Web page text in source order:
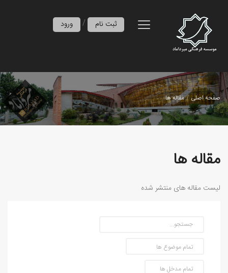
ورود / ثبت نام
صفحه اصلی مقاله ها
مقاله ها
لیست مقاله های منتشر شده